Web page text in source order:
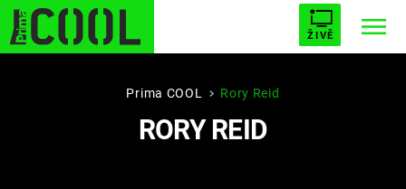
ŽIVĚ
STARHOUSE BUFFY, PŘEMOŽITELKA UPÍRŮ
PLNEJ KOTEL AVENGERS 5
Prima COOL Rory Reid
RORY REID